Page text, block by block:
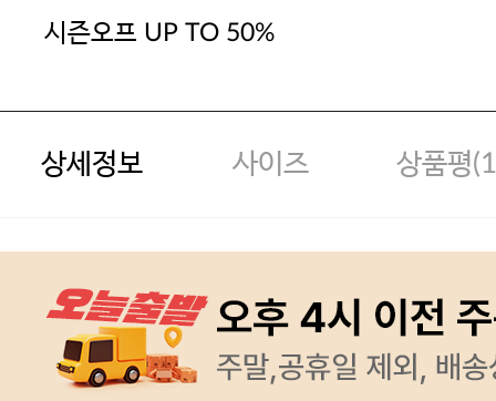
시즌오프 UP TO 50%
상세정보 사이즈 상품평(1